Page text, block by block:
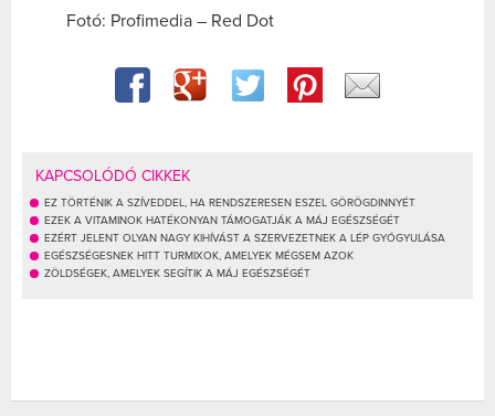
Fotó: Profimedia – Red Dot
KAPCSOLÓDÓ CIKKEK
EZ TÖRTÉNIK A SZÍVEDDEL, HA RENDSZERESEN ESZEL GÖRÖGDINNYÉT
EZEK A VITAMINOK HATÉKONYAN TÁMOGATJÁK A MÁJ EGÉSZSÉGÉT
EZÉRT JELENT OLYAN NAGY KIHÍVÁST A SZERVEZETNEK A LÉP GYÓGYULÁSA
EGÉSZSÉGESNEK HITT TURMIXOK, AMELYEK MÉGSEM AZOK
ZÖLDSÉGEK, AMELYEK SEGÍTIK A MÁJ EGÉSZSÉGÉT